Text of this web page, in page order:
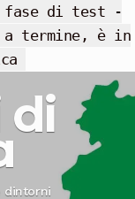
fase di test -
a termine, è in
di
dintorni